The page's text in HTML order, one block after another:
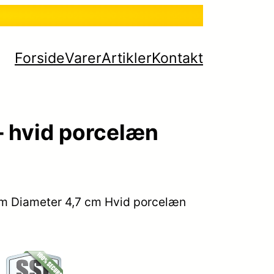
ForsideVarerArtiklerKontakt
hvid porcelæn
Diameter 4,7 cm Hvid porcelæn